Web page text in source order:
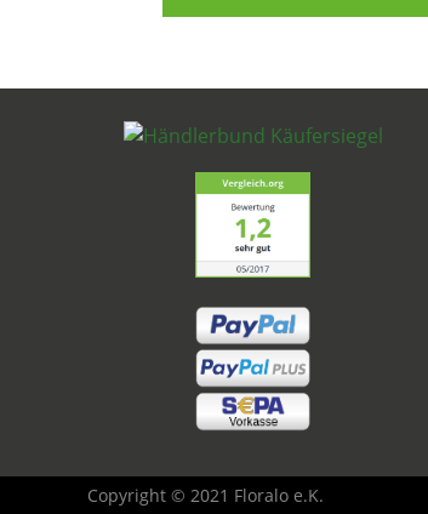
Copyright © 2021 Floralo e.K.